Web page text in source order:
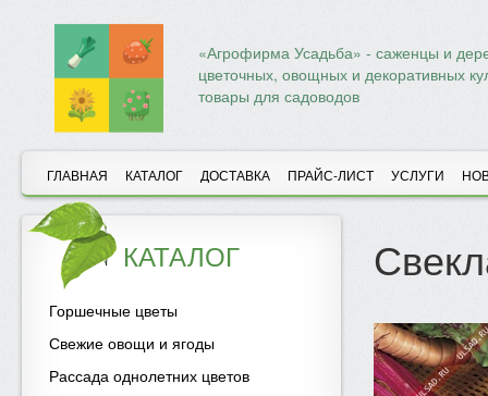
«Агрофирма Усадьба» - саженцы и
цветочных, овощных и декоративных
товары для садоводов
ГЛАВНАЯ КАТАЛОГ ДОСТАВКА ПРАЙС-ЛИСТ УСЛУГИ
КАТАЛОГ
Горшечные цветы
Свежие овощи и ягоды
Рассада однолетних цветов